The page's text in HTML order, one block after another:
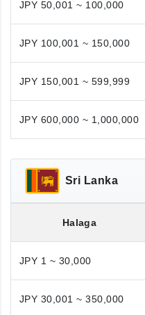
JPY 50,001 ~ 100,000
JPY 100,001 ~ 150,000
JPY 150,001 ~ 599,999
JPY 600,000 ~ 1,000,000
Sri Lanka
Halaga
JPY 1 ~ 30,000
JPY 30,001 ~ 350,000